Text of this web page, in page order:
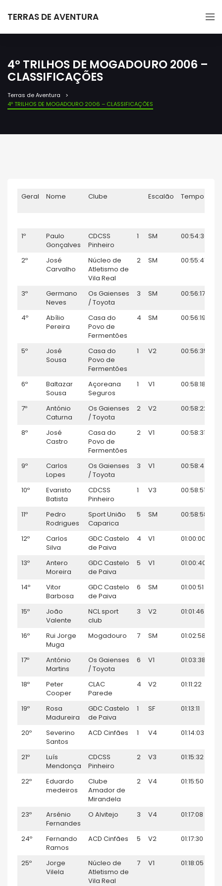
TERRAS DE AVENTURA
4º TRILHOS DE MOGADOURO 2006 –
CLASSIFICAÇÕES
Terras de Aventura
4º TRILHOS DE MOGADOURO 2006 – CLASSIFICAÇÕES
Geral Nome Clube Escalão Tempo
1º
Paulo
Gonçalves
CDCSS
Pinheiro
1 SM 00:54:30
2º
José
Carvalho
Núcleo de
Atletismo de
Vila Real
2 SM 00:55:41
3º
Germano
Neves
Os Gaienses
/ Toyota
3 SM 00:56:17
4º
Abílio
Pereira
Casa do
Povo de
Fermentões
4 SM 00:56:19
5º
José
Sousa
Casa do
Povo de
Fermentões
1 V2 00:56:35
6º
Baltazar
Sousa
Açoreana
Seguros
1 V1 00:58:18
7º
António
Caturna
Os Gaienses
/ Toyota
2 V2 00:58:22
8º
José
Castro
Casa do
Povo de
Fermentões
2 V1 00:58:31
9º
Carlos
Lopes
Os Gaienses
/ Toyota
3 V1 00:58:43
10º
Evaristo
Batista
CDCSS
Pinheiro
1 V3 00:58:51
11º
Pedro
Rodrigues
Sport União
Caparica
5 SM 00:58:58
12º
Carlos
Silva
GDC Castelo
de Paiva
4 V1 01:00:00
13º
Antero
Moreira
GDC Castelo
de Paiva
5 V1 01:00:40
14º
Vitor
Barbosa
GDC Castelo
de Paiva
6 SM 01:00:51
15º
João
Valente
NCL sport
club
3 V2 01:01:46
16º
Rui Jorge
Muga
Mogadouro 7 SM 01:02:58
17º
António
Martins
Os Gaienses
/ Toyota
6 V1 01:03:38
18º
Peter
Cooper
CLAC
Parede
4 V2 01:11:22
19º
Rosa
Madureira
GDC Castelo
de Paiva
1 SF 01:13:11
20º
Severino
Santos
ACD Cinfães 1 V4 01:14:03
21º
Luís
Mendonça
CDCSS
Pinheiro
2 V3 01:15:32
22º
Eduardo
medeiros
Clube
Amador de
Mirandela
2 V4 01:15:50
23º
Arsénio
Fernandes
O Alvitejo 3 V4 01:17:08
24º
Fernando
Ramos
ACD Cinfães 5 V2 01:17:30
25º
Jorge
Vilela
Núcleo de
Atletismo de
Vila Real
7 V1 01:18:05